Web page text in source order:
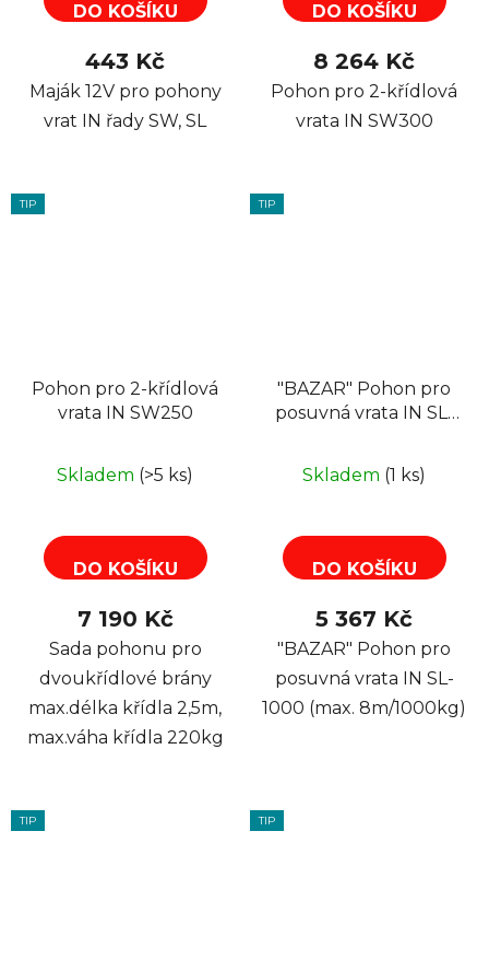
DO KOŠÍKU
443 Kč
Maják 12V pro pohony
vrat IN řady SW, SL
DO KOŠÍKU
8 264 Kč
Pohon pro 2-křídlová
vrata IN SW300
TIP
Pohon pro 2-křídlová
vrata IN SW250
Skladem (>5 ks)
DO KOŠÍKU
7 190 Kč
Sada pohonu pro
dvoukřídlové brány
max.délka křídla 2,5m,
max.váha křídla 220kg
TIP
"BAZAR" Pohon pro
posuvná vrata IN SL-
Skladem (1 ks)
DO KOŠÍKU
5 367 Kč
"BAZAR" Pohon pro
posuvná vrata IN SL-
1000 (max. 8m/1000kg)
TIP TIP